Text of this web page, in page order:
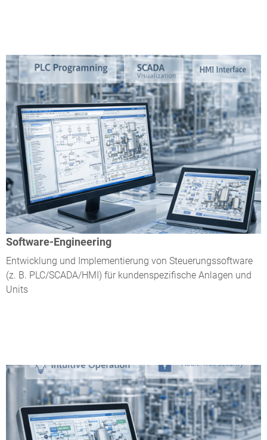
Software-Engineering
Entwicklung und Implementierung von Steuerungssoftware
(z. B. PLC/SCADA/HMI) für kundenspezifische Anlagen und
Units